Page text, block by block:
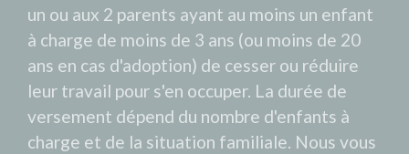
un ou aux 2 parents ayant au moins un enfant
à charge de moins de 3 ans (ou moins de 20
ans en cas d'adoption) de cesser ou réduire
leur travail pour s'en occuper. La durée de
versement dépend du nombre d'enfants à
charge et de la situation familiale. Nous vous